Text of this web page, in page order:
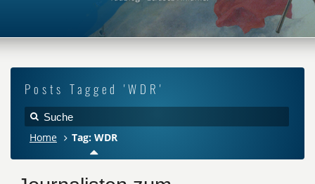
Posts Tagged 'WDR'
Home Tag: WDR